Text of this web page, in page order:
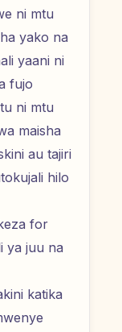
ni mtu
yako na
yaani ni
fujo
ni mtu
maisha
au tajiri
hilo
for
ya juu na
katika